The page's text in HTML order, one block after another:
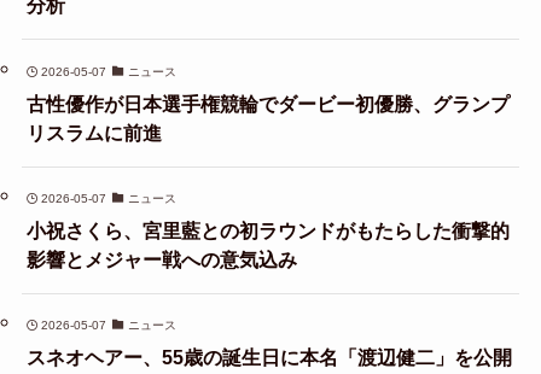
分析
2026-05-07 ニュース
古性優作が日本選手権競輪でダービー初優勝、グランプ
リスラムに前進
2026-05-07 ニュース
小祝さくら、宮里藍との初ラウンドがもたらした衝撃的
影響とメジャー戦への意気込み
2026-05-07 ニュース
スネオヘアー、55歳の誕生日に本名「渡辺健二」を公開